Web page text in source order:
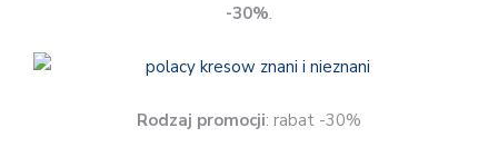
-30%.
Rodzaj promocji: rabat -30%